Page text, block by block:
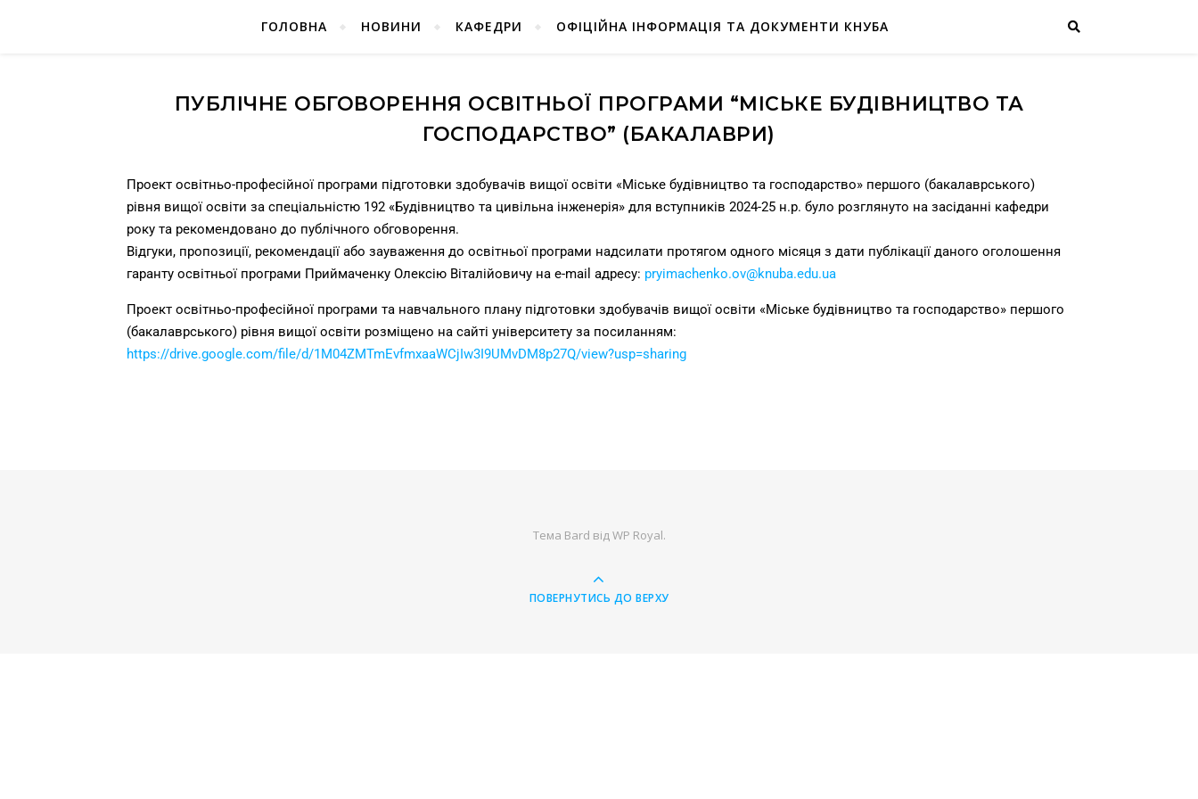
ГОЛОВНА НОВИНИ КАФЕДРИ ОФІЦІЙНА ІНФОРМАЦІЯ ТА ДОКУМЕНТИ КНУБА
ПУБЛІЧНЕ ОБГОВОРЕННЯ ОСВІТНЬОЇ ПРОГРАМИ “МІСЬКЕ БУДІВНИЦТВО ТА
ГОСПОДАРСТВО” (БАКАЛАВРИ)
Проект освітньо-професійної програми підготовки здобувачів вищої освіти «Міське будівництво та господарство» першого (бакалаврського)
рівня вищої освіти за спеціальністю 192 «Будівництво та цивільна інженерія» для вступників 2024-25 н.р. було розглянуто на засіданні кафедри
року та рекомендовано до публічного обговорення.
Відгуки, пропозиції, рекомендації або зауваження до освітньої програми надсилати протягом одного місяця з дати публікації даного оголошення
гаранту освітньої програми Приймаченку Олексію Віталійовичу на е-mail адресу: pryimachenko.ov@knuba.edu.ua
Проект освітньо-професійної програми та навчального плану підготовки здобувачів вищої освіти «Міське будівництво та господарство» першого
(бакалаврського) рівня вищої освіти розміщено на сайті університету за посиланням:
https://drive.google.com/file/d/1M04ZMTmEvfmxaaWCjIw3I9UMvDM8p27Q/view?usp=sharing
Тема Bard відWP Royal.
ПОВЕРНУТИСЬ ДО ВЕРХУ